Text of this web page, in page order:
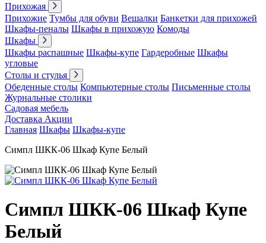
Прихожая
Прихожие Тумбы для обуви Вешалки Банкетки для прихожей
Шкафы-пеналы Шкафы в прихожую Комоды
Шкафы
Шкафы распашные Шкафы-купе Гардеробные Шкафы
угловые
Столы и стулья
Обеденные столы Компьютерные столы Письменные столы
Журнальные столики
Садовая мебель
Доставка Акции
Главная Шкафы Шкафы-купе
Симпл ШКК-06 Шкаф Купе Белый
Симпл ШКК-06 Шкаф Купе
Белый